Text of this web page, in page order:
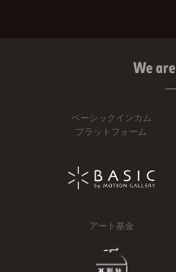
We
ベーシックインカム
プラットフォーム
アート基金